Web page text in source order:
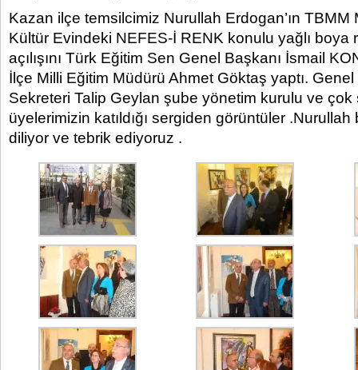
Kazan ilçe temsilcimiz Nurullah Erdogan’ın TBMM
Kültür Evindeki NEFES-İ RENK konulu yağlı boya
açılışını Türk Eğitim Sen Genel Başkanı İsmail
İlçe Milli Eğitim Müdürü Ahmet Göktaş yaptı.
Sekreteri Talip Geylan şube yönetim kurulu ve çok
üyelerimizin katıldığı sergiden görüntüler .Nurullah
diliyor ve tebrik ediyoruz .